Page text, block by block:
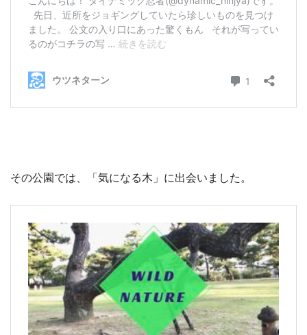
その公園では、「気になる木」に出会いました。